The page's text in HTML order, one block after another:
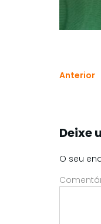
Anterior
Deixe
O seu